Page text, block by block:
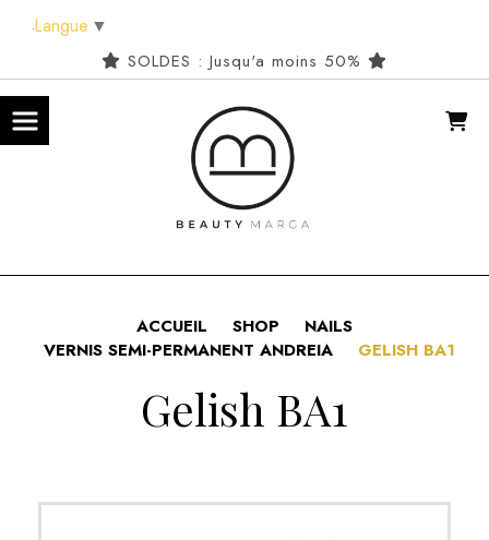
SOLDES : Jusqu'a moins 50%
ACCUEIL SHOP
NAILS
VERNIS SEMI-PERMANENT ANDREIA
GELISH BA1
Gelish BA1
Langue ▼